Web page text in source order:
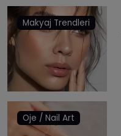
Makyaj Trendleri
Oje / Nail Art